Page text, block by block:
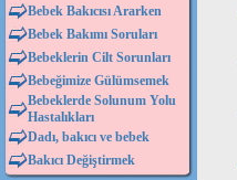
Bebek Bakıcısı Ararken
Bebek Bakımı Soruları
Bebeklerin Cilt Sorunları
Bebeğimize Gülümsemek
Bebeklerde Solunum Yolu
Hastalıkları
Dadı, bakıcı ve bebek
Bakıcı Değiştirmek